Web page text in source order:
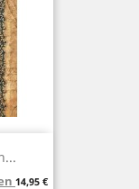
Preis
14,95 €